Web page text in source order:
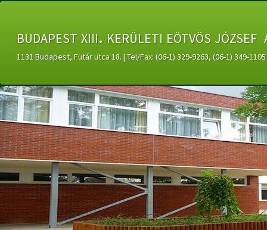
budapest xiii. kerületi eötvös
1131 Budapest, Futár utca 18. | Tel/Fax: (06-1) 329-9263, (06-1) 349-